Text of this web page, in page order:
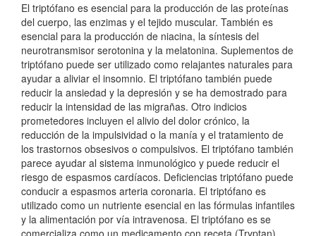
El triptófano es esencial para la producción de las proteínas
del cuerpo, las enzimas y el tejido muscular. También es
esencial para la producción de niacina, la síntesis del
neurotransmisor serotonina y la melatonina. Suplementos de
triptófano puede ser utilizado como relajantes naturales para
ayudar a aliviar el insomnio. El triptófano también puede
reducir la ansiedad y la depresión y se ha demostrado para
reducir la intensidad de las migrañas. Otro indicios
prometedores incluyen el alivio del dolor crónico, la
reducción de la impulsividad o la manía y el tratamiento de
los trastornos obsesivos o compulsivos. El triptófano también
parece ayudar al sistema inmunológico y puede reducir el
riesgo de espasmos cardíacos. Deficiencias triptófano puede
conducir a espasmos arteria coronaria. El triptófano es
utilizado como un nutriente esencial en las fórmulas infantiles
y la alimentación por vía intravenosa. El triptófano es se
comercializa como un medicamento con receta (Tryptan)